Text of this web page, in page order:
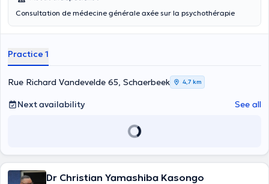
Consultation de médecine générale axée sur la psychothérapie
Practice 1
Rue Richard Vandevelde 65, Schaerbeek 4,7 km
Next availability See all
Dr Christian Yamashiba Kasongo